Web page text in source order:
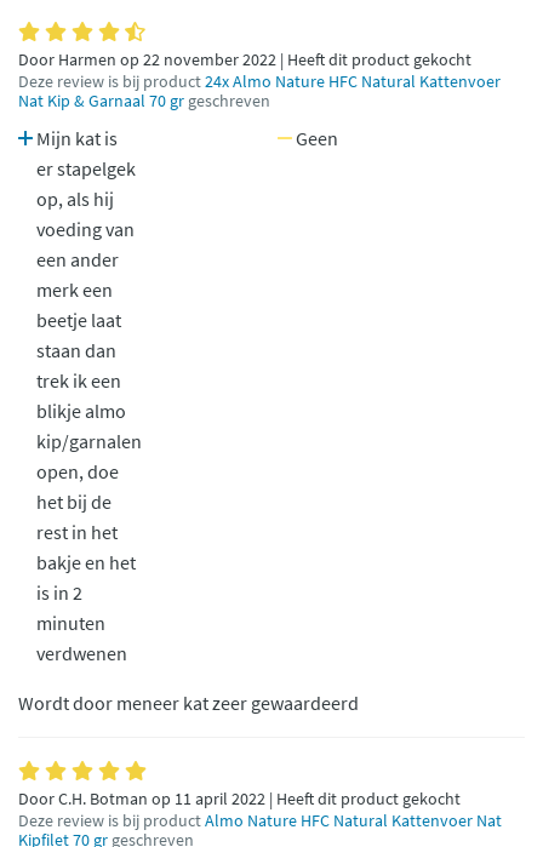
Door Harmen op 22 november 2022 | Heeft dit product gekocht
Deze review is bij product24x Almo Nature HFC Natural Kattenvoer
Nat Kip & Garnaal 70 gr geschreven
Mijn kat is
er stapelgek
op, als hij
voeding van
een ander
merk een
beetje laat
staan dan
trek ik een
blikje almo
kip/garnalen
open, doe
het bij de
rest in het
bakje en het
is in 2
minuten
verdwenen
Geen
Wordt door meneer kat zeer gewaardeerd
Door C.H. Botman op 11 april 2022 | Heeft dit product gekocht
Deze review is bij productAlmo Nature HFC Natural Kattenvoer Nat
Kipfilet 70 gr geschreven